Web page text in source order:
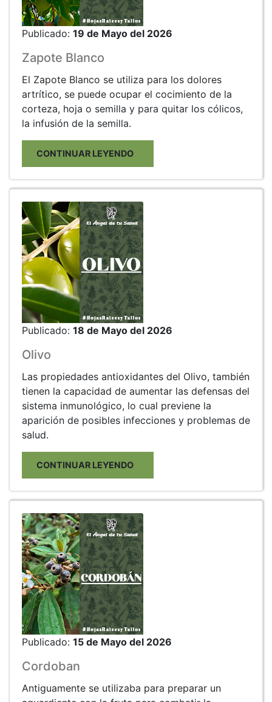
Publicado: 19 de Mayo del 2026
Zapote Blanco
El Zapote Blanco se utiliza para los dolores
artrítico, se puede ocupar el cocimiento de la
corteza, hoja o semilla y para quitar los cólicos,
la infusión de la semilla.
CONTINUAR LEYENDO
Publicado: 18 de Mayo del 2026
Olivo
Las propiedades antioxidantes del Olivo, también
tienen la capacidad de aumentar las defensas del
sistema inmunológico, lo cual previene la
aparición de posibles infecciones y problemas de
salud.
CONTINUAR LEYENDO
Publicado: 15 de Mayo del 2026
Cordoban
Antiguamente se utilizaba para preparar un